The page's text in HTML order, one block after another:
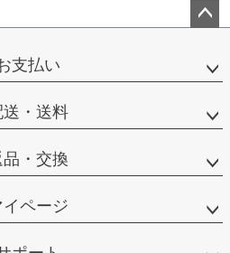
ップ
支払い
送・送料
品・交換
イページ